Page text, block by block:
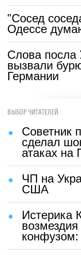
"Сосед
Одессе
Слова посла
вызвали
Германии
ВЫБОР ЧИТАТЕЛЕЙ
Советник
сделал
атаках на
ЧП на
США
Истерика